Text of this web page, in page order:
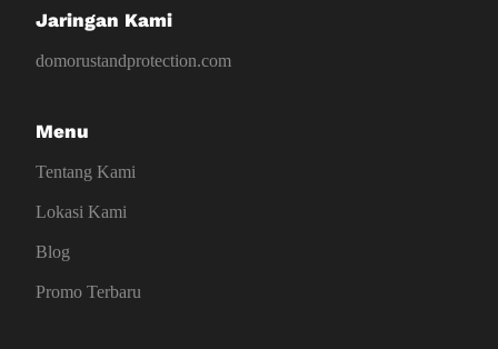
Jaringan Kami
domorustandprotection.com
Menu
Tentang Kami
Lokasi Kami
Blog
Promo Terbaru